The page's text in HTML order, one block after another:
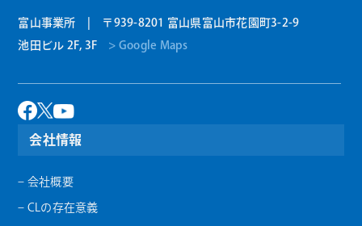
富山事業所 | 〒939-8201 富山県富山市花園町3-2-9
池田ビル 2F, 3F > Google Maps
会社情報
– 会社概要
– CLの存在意義